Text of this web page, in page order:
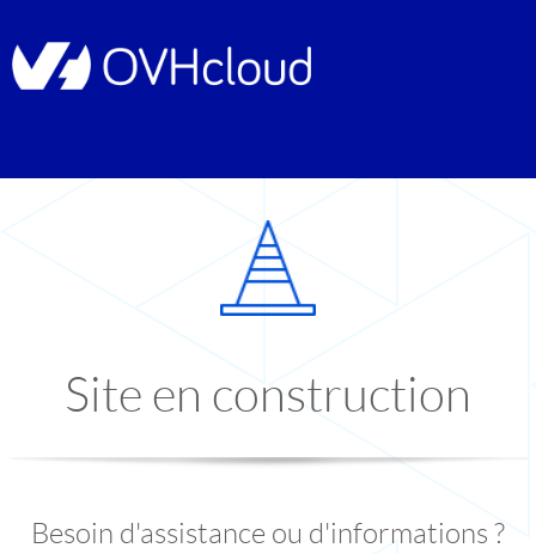
Site en construction
Besoin d'assistance ou d'informations ?